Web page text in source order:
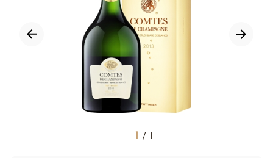
1 / 1